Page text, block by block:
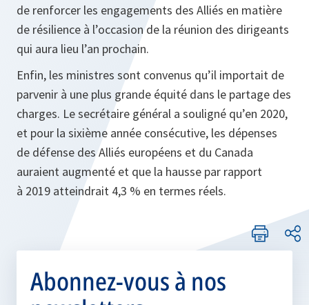
de renforcer les engagements des Alliés en matière
de résilience à l’occasion de la réunion des dirigeants
qui aura lieu l’an prochain.
Enfin, les ministres sont convenus qu’il importait de
parvenir à une plus grande équité dans le partage des
charges. Le secrétaire général a souligné qu’en 2020,
et pour la sixième année consécutive, les dépenses
de défense des Alliés européens et du Canada
auraient augmenté et que la hausse par rapport
à 2019 atteindrait 4,3 % en termes réels.
Abonnez-vous à nos